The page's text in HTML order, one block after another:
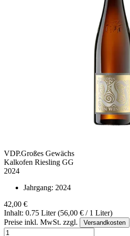
VDP.Großes Gewächs
Kalkofen Riesling GG
2024
Jahrgang: 2024
42,00 €
Inhalt: 0.75 Liter (56,00 € / 1 Liter)
Preise inkl. MwSt. zzgl.
Versandkosten